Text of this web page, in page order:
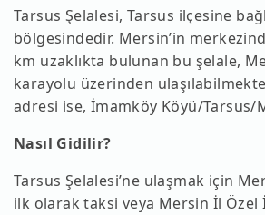
Tarsus Şelalesi, Tarsus ilçesine
bölgesindedir. Mersin’in
km uzaklıkta bulunan bu şelale,
karayolu üzerinden
adresi ise, İmamköy Köyü/Tarsus/
Nasıl Gidilir?
Tarsus Şelalesi’ne ulaşmak için
ilk olarak taksi veya Mersin İl Özel